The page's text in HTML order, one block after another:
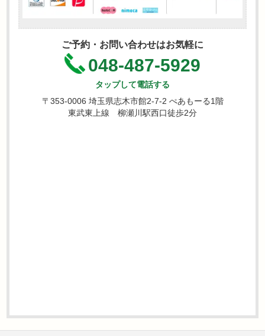
ご予約・お問い合わせはお気軽に
048-487-5929
タップして電話する
〒353-0006 埼玉県志木市館2-7-2 ぺあもーる1階
東武東上線 柳瀬川駅西口徒歩2分